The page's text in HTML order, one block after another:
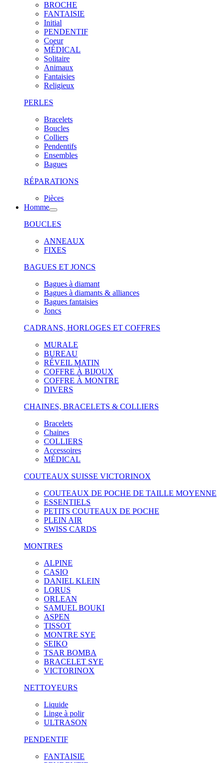
BROCHE
FANTAISIE
Initial
PENDENTIF
Coeur
MÉDICAL
Solitaire
Animaux
Fantaisies
Religieux
PERLES
Bracelets
Boucles
Colliers
Pendentifs
Ensembles
Bagues
RÉPARATIONS
Pièces
Homme
BOUCLES
ANNEAUX
FIXES
BAGUES ET JONCS
Bagues à diamant
Bagues à diamants & alliances
Bagues fantaisies
Joncs
CADRANS, HORLOGES ET COFFRES
MURALE
BUREAU
RÉVEIL MATIN
COFFRE À BIJOUX
COFFRE À MONTRE
DIVERS
CHAINES, BRACELETS & COLLIERS
Bracelets
Chaines
COLLIERS
Accessoires
MÉDICAL
COUTEAUX SUISSE VICTORINOX
COUTEAUX DE POCHE DE TAILLE MOYENNE
ESSENTIELS
PETITS COUTEAUX DE POCHE
PLEIN AIR
SWISS CARDS
MONTRES
ALPINE
CASIO
DANIEL KLEIN
LORUS
ORLEAN
SAMUEL BOUKI
ASPEN
TISSOT
MONTRE SYE
SEIKO
TSAR BOMBA
BRACELET SYE
VICTORINOX
NETTOYEURS
Liquide
Linge à polir
ULTRASON
PENDENTIF
FANTAISIE